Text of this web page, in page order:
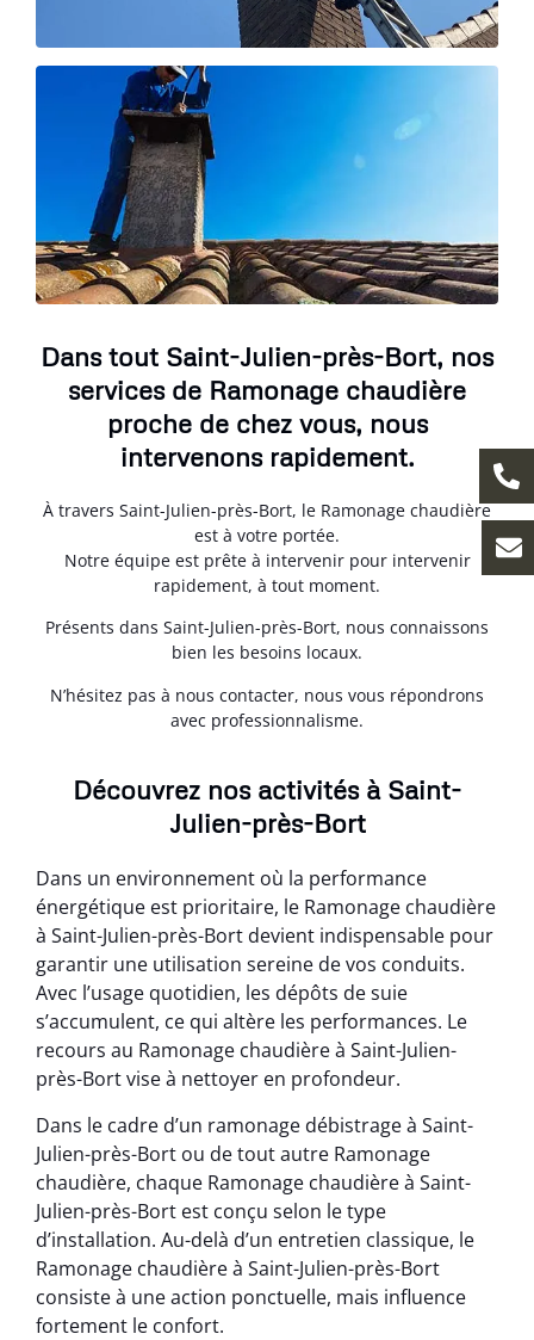
Dans tout Saint-Julien-près-Bort, nos
services de Ramonage chaudière
proche de chez vous, nous
intervenons rapidement.
À travers Saint-Julien-près-Bort, le Ramonage chaudière
est à votre portée.
Notre équipe est prête à intervenir pour intervenir
rapidement, à tout moment.
Présents dans Saint-Julien-près-Bort, nous connaissons
bien les besoins locaux.
N’hésitez pas à nous contacter, nous vous répondrons
avec professionnalisme.
Découvrez nos activités à Saint-
Julien-près-Bort
Dans un environnement où la performance
énergétique est prioritaire, le Ramonage chaudière
à Saint-Julien-près-Bort devient indispensable pour
garantir une utilisation sereine de vos conduits.
Avec l’usage quotidien, les dépôts de suie
s’accumulent, ce qui altère les performances. Le
recours au Ramonage chaudière à Saint-Julien-
près-Bort vise à nettoyer en profondeur.
Dans le cadre d’un ramonage débistrage à Saint-
Julien-près-Bort ou de tout autre Ramonage
chaudière, chaque Ramonage chaudière à Saint-
Julien-près-Bort est conçu selon le type
d’installation. Au-delà d’un entretien classique, le
Ramonage chaudière à Saint-Julien-près-Bort
consiste à une action ponctuelle, mais influence
fortement le confort.